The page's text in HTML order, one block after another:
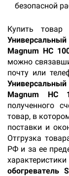
безопасной
Купить товар
Magnum HC
можно
почту или
Magnum HC
полученного
товар, в
поставки и
Отгрузка
РФ и за ее
обогреватель